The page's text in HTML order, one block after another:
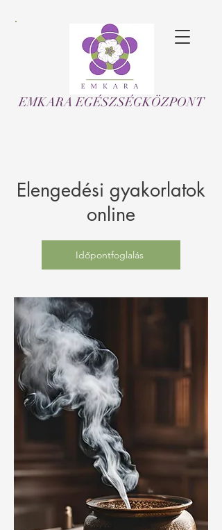
EMKARA EGÉSZSÉGKÖZPONT
Elengedési gyakorlatok
online
Időpontfoglalás